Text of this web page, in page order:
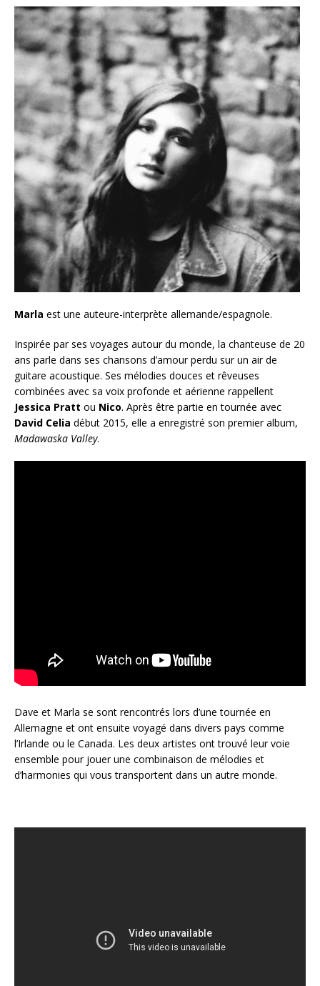
Marla est une auteure-interprète allemande/espagnole.
Inspirée par ses voyages autour du monde, la chanteuse de 20
ans parle dans ses chansons d’amour perdu sur un air de
guitare acoustique. Ses mélodies douces et rêveuses
combinées avec sa voix profonde et aérienne rappellent
Jessica Pratt ou Nico. Après être partie en tournée avec
David Celia début 2015, elle a enregistré son premier album,
Madawaska Valley.
Dave et Marla se sont rencontrés lors d’une tournée en
Allemagne et ont ensuite voyagé dans divers pays comme
l’Irlande ou le Canada. Les deux artistes ont trouvé leur voie
ensemble pour jouer une combinaison de mélodies et
d’harmonies qui vous transportent dans un autre monde.